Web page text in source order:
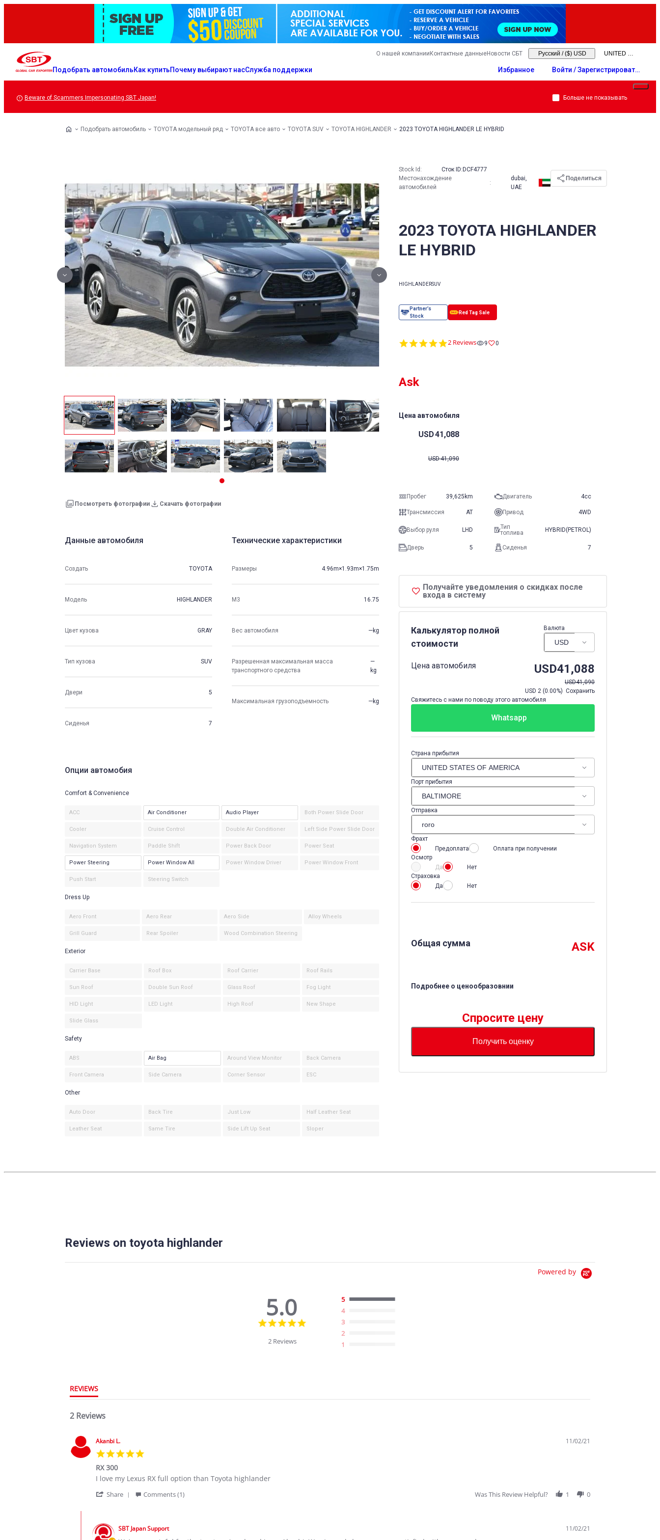
Подобрать автомобильКак купитьПочему выбирают насСлужба поддержки
О нашей компанииКонтактные данныеНовости СБТ Русский / ($) USD
Избранное
Войти / Зарегистрировать
ся
Beware of Scammers Impersonating SBT Japan! Больше не показывать
Подобрать автомобиль TOYOTA модельный ряд TOYOTA все авто TOYOTA SUV TOYOTA HIGHLANDER 2023 TOYOTA HIGHLANDER LE HYBRID
2023 TOYOTA HIGHLANDER
LE HYBRID
HIGHLANDERSUV
Stock Id: Сток ID: DCF4777
Местонахождение
автомобилей
:
dubai,
UAE
Поделиться
Посмотреть фотографии Скачать фотографии
5.0
2 Reviews 9 0
Ask
Цена автомобиля
USD41,088
USD41,090
Получайте уведомления о скидках после
входа в систему
Пробег 39,625km Двигатель 4cc
Трансмиссия AT Привод 4WD
Выбор руля LHD
Тип
топлива
HYBRID(PETROL)
Дверь 5 Сиденья 7
Калькулятор полной
стоимости
Валюта
Цена автомобиля USD41,088
USD41,090
USD 2 (0.00%) Сохранить
Свяжитесь с нами по поводу этого автомобиля
Whatsapp
Страна прибытия
Порт прибытия
Отправка
Фрахт
Предоплата
Оплата при получении
Осмотр
Да
Нет
Страховка
Да
Нет
Общая сумма ASK
Подробнее о ценообразовнии
Спросите цену
Получить оценку
Данные автомобиля
Создать TOYOTA
Модель HIGHLANDER
Цвет кузова GRAY
Тип кузова SUV
Двери 5
Сиденья 7
Технические характеристики
Размеры 4.96m×1.93m×1.75m
М3 16.75
Вес автомобиля —kg
Разрешенная максимальная масса
транспортного средства
—
kg
Максимальная грузоподъемность —kg
Опции автомобия
Comfort & Convenience
ACC Air Conditioner Audio Player Both Power Slide Door
Cooler Cruise Control Double Air Conditioner Left Side Power Slide Door
Navigation System Paddle Shift Power Back Door Power Seat
Power Steering Power Window All Power Window Driver Power Window Front
Push Start Steering Switch
Dress Up
Aero Front Aero Rear Aero Side Alloy Wheels
Grill Guard Rear Spoiler Wood Combination Steering
Exterior
Carrier Base Roof Box Roof Carrier Roof Rails
Sun Roof Double Sun Roof Glass Roof Fog Light
HID Light LED Light High Roof New Shape
Slide Glass
Safety
ABS Air Bag Around View Monitor Back Camera
Front Camera Side Camera Corner Sensor ESC
Other
Auto Door Back Tire Just Low Half Leather Seat
Leather Seat Same Tire Side Lift Up Seat Sloper
Reviews on toyota highlander
Powered by
5.0
5.0
2 Reviews
5
4
3
2
1
REVIEWS
2 Reviews
Akanbi L. 11/02/21
RX 300
Review
Akanbi
Nov
2021
review
RX
I love my Lexus RX full option than Toyota highlander
Share
Akanbi
L.
Comments (1) Was This Review Helpful? 1 0
Store
SBT Japan Support 11/02/21